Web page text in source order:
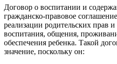
Договор о воспитании и
гражданско-правовое
реализации родительских прав
воспитания, общения,
обеспечения ребенка. Такой
значение, поскольку он: